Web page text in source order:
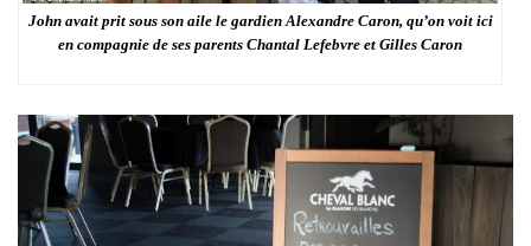
John avait prit sous son aile le gardien Alexandre Caron, qu’on voit ici
en compagnie de ses parents Chantal Lefebvre et Gilles Caron